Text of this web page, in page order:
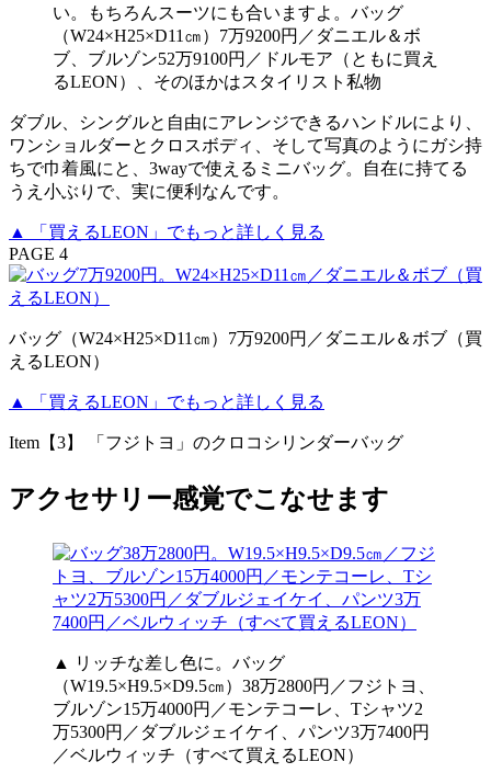
い。もちろんスーツにも合いますよ。バッグ
（W24×H25×D11㎝）7万9200円／ダニエル＆ボ
ブ、ブルゾン52万9100円／ドルモア（ともに買え
るLEON）、そのほかはスタイリスト私物
ダブル、シングルと自由にアレンジできるハンドルにより、
ワンショルダーとクロスボディ、そして写真のようにガシ持
ちで巾着風にと、3wayで使えるミニバッグ。自在に持てる
うえ小ぶりで、実に便利なんです。
▲ 「買えるLEON」でもっと詳しく見る
PAGE 4
バッグ（W24×H25×D11㎝）7万9200円／ダニエル＆ボブ（買
えるLEON）
▲ 「買えるLEON」でもっと詳しく見る
Item【3】 「フジトヨ」のクロコシリンダーバッグ
アクセサリー感覚でこなせます
▲ リッチな差し色に。バッグ
（W19.5×H9.5×D9.5㎝）38万2800円／フジトヨ、
ブルゾン15万4000円／モンテコーレ、Tシャツ2
万5300円／ダブルジェイケイ、パンツ3万7400円
／ベルウィッチ（すべて買えるLEON）